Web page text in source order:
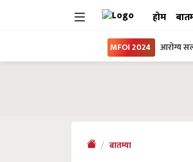
होम
MFOI 2024 आरोग्य
बातम्या